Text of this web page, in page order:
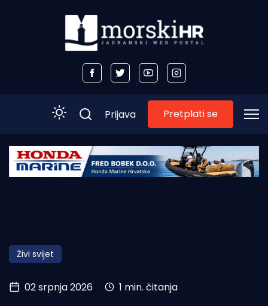
Početna
Obala
Otoci
Turizam i nautika
Prijava Pretplati se
Živi svijet
02 srpnja 2026 1 min. čitanja